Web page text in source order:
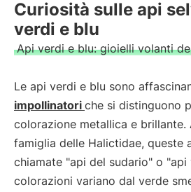
Curiosità sulle api
verdi e blu
Api verdi e blu: gioielli volanti
Le api verdi e blu sono
impollinatori che si distinguono
colorazione metallica e brillante.
famiglia delle Halictidae, queste
chiamate "api del sudario" o "api
colorazioni variano dal verde